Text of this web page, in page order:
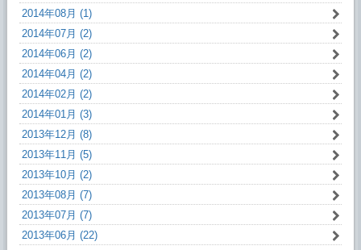
2014年08月 (1)
2014年07月 (2)
2014年06月 (2)
2014年04月 (2)
2014年02月 (2)
2014年01月 (3)
2013年12月 (8)
2013年11月 (5)
2013年10月 (2)
2013年08月 (7)
2013年07月 (7)
2013年06月 (22)